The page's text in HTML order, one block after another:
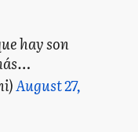
hay son
August 27,